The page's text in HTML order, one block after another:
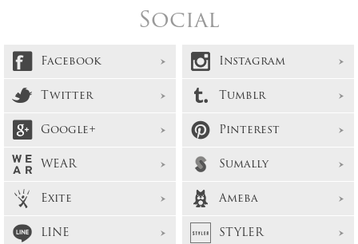
Social
Facebook
Instagram
Twitter
Tumblr
Google+
Pinterest
WEAR
Sumally
Exite
Ameba
LINE
STYLER